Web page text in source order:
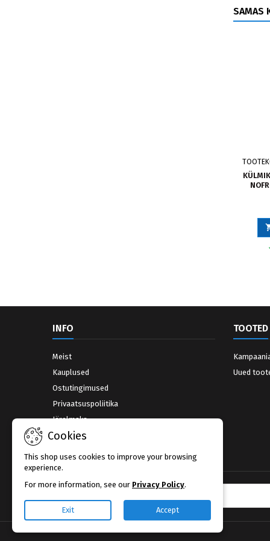
SAMAS
INFO
Meist
Kauplused
Ostutingimused
Privaatsuspoliitika
Järelmaks
Võta ühendust
TOOTED
Uued
Cookies
This shop uses cookies to improve your browsing
experience.
For more information, see our Privacy Policy.
Exit Accept